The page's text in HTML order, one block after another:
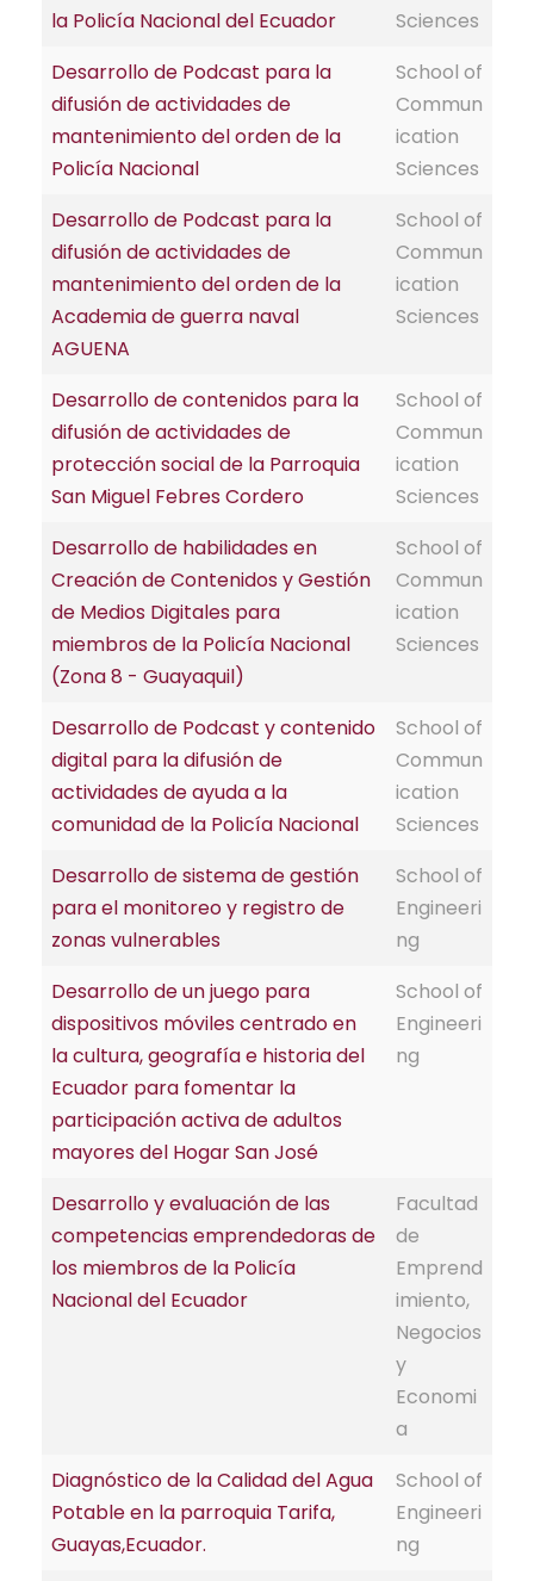
la Policía Nacional del Ecuador
Sciences
Desarrollo de Podcast para la
difusión de actividades de
mantenimiento del orden de la
Policía Nacional
School of
Commun
ication
Sciences
Desarrollo de Podcast para la
difusión de actividades de
mantenimiento del orden de la
Academia de guerra naval
AGUENA
School of
Commun
ication
Sciences
Desarrollo de contenidos para la
difusión de actividades de
protección social de la Parroquia
San Miguel Febres Cordero
School of
Commun
ication
Sciences
Desarrollo de habilidades en
Creación de Contenidos y Gestión
de Medios Digitales para
miembros de la Policía Nacional
(Zona 8 - Guayaquil)
School of
Commun
ication
Sciences
Desarrollo de Podcast y contenido
digital para la difusión de
actividades de ayuda a la
comunidad de la Policía Nacional
School of
Commun
ication
Sciences
Desarrollo de sistema de gestión
para el monitoreo y registro de
zonas vulnerables
School of
Engineeri
ng
Desarrollo de un juego para
dispositivos móviles centrado en
la cultura, geografía e historia del
Ecuador para fomentar la
participación activa de adultos
mayores del Hogar San José
School of
Engineeri
ng
Desarrollo y evaluación de las
competencias emprendedoras de
los miembros de la Policía
Nacional del Ecuador
Facultad
de
Emprend
imiento,
Negocios
y
Economi
a
Diagnóstico de la Calidad del Agua
Potable en la parroquia Tarifa,
Guayas,Ecuador.
School of
Engineeri
ng